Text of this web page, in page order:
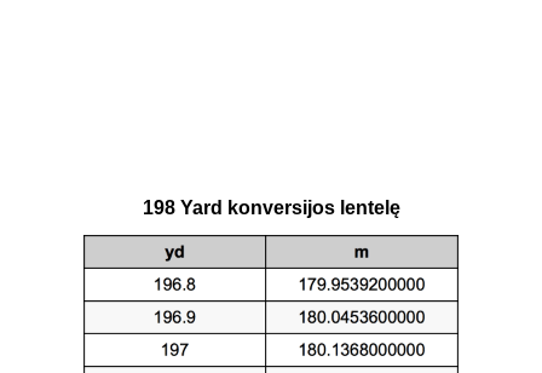
198 Yard konversijos lentelę